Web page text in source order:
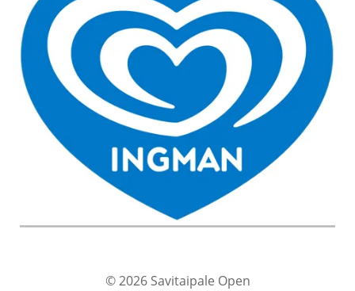
© 2026 Savitaipale Open